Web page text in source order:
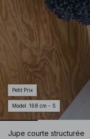
Petit Prix
Model : 168 cm - S
Jupe courte structurée